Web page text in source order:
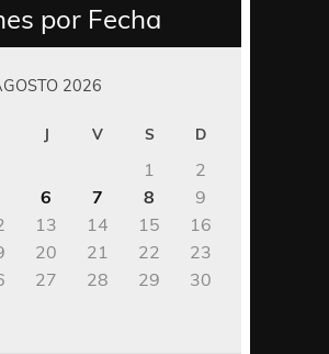
por Fecha
2026
J V S D
1
2
6 7 8
9
13 14 15
16
20 21 22
23
27 28 29
30